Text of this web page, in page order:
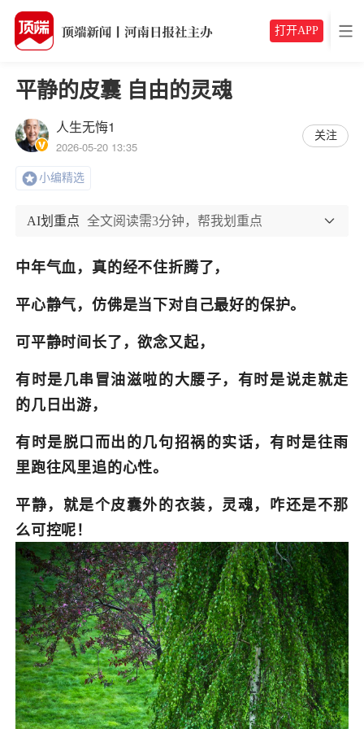
打开APP
平静的皮囊 自由的灵魂
人生无悔1
2026-05-20 13:35
关注
小编精选
AI划重点 全文阅读需3分钟，帮我划重点
中年气血，真的经不住折腾了，
平心静气，仿佛是当下对自己最好的保护。
可平静时间长了，欲念又起，
有时是几串冒油滋啦的大腰子，有时是说走就走
的几日出游，
有时是脱口而出的几句招祸的实话，有时是往雨
里跑往风里追的心性。
平静，就是个皮囊外的衣装，灵魂，咋还是不那
么可控呢！